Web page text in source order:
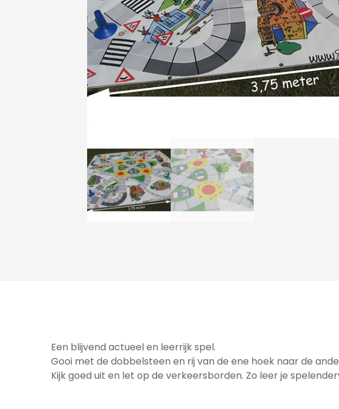
Een blijvend actueel en leerrijk spel.
Gooi met de dobbelsteen en rij van de ene hoek naar de
Kijk goed uit en let op de verkeersborden. Zo leer je